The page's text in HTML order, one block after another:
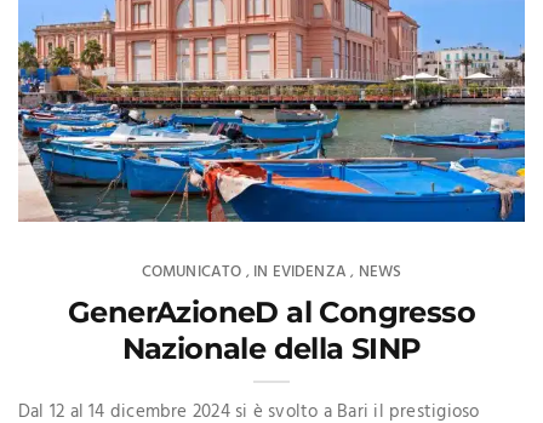
COMUNICATO , IN EVIDENZA , NEWS
GenerAzioneD al Congresso
Nazionale della SINP
Dal 12 al 14 dicembre 2024 si è svolto a Bari il prestigioso